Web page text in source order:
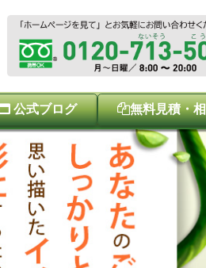
公式ブログ 無料見積・